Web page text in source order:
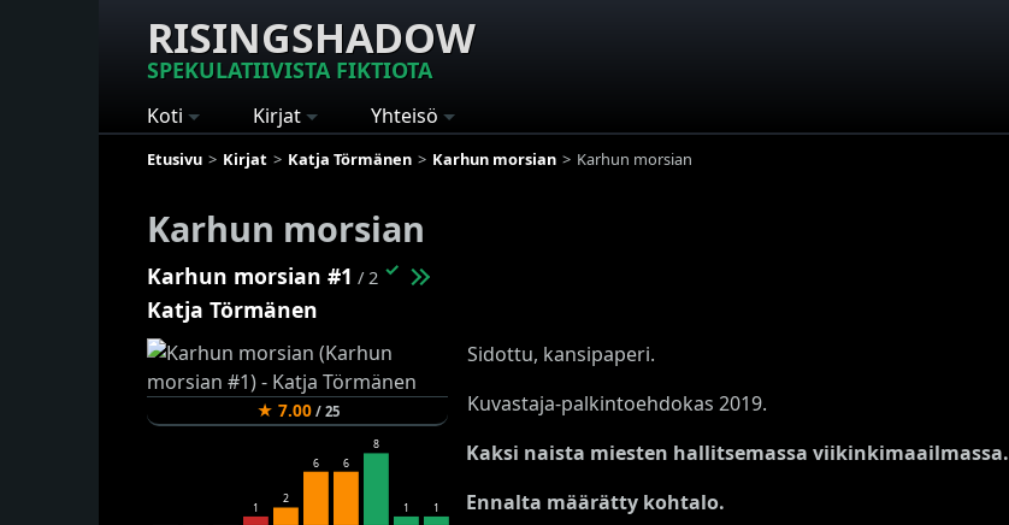
RISINGSHADOW
SPEKULATIIVISTA FIKTIOTA
Koti Kirjat Yhteisö
Etusivu Kirjat Katja Törmänen Karhun morsian Karhun morsian
Karhun morsian
Karhun morsian #1 / 2 ✓
Katja Törmänen
★ 7.00/ 25
1
2
6 6
8
1
1
Sidottu, kansipaperi.
Kuvastaja-palkintoehdokas 2019.
Kaksi naista miesten hallitsemassa viikinkimaailmassa.
Ennalta määrätty kohtalo.